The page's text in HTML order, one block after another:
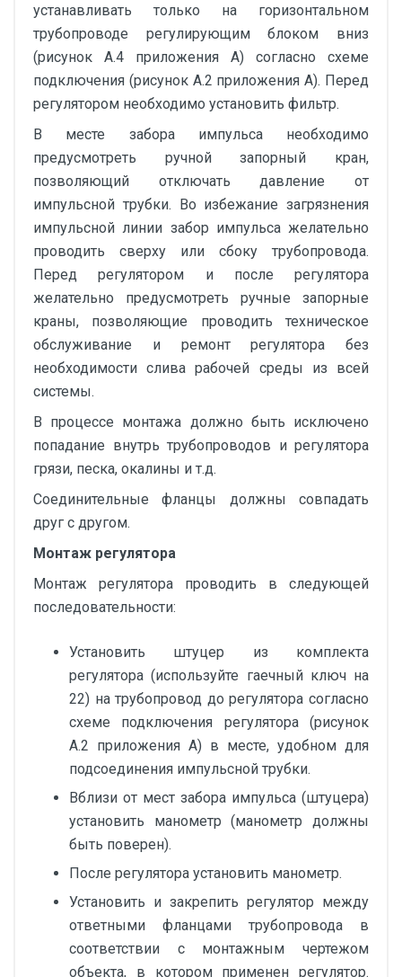
устанавливать только на горизонтальном
трубопроводе регулирующим блоком вниз
(рисунок А.4 приложения А) согласно схеме
подключения (рисунок А.2 приложения А). Перед
регулятором необходимо установить фильтр.
В месте забора импульса необходимо
предусмотреть ручной запорный кран,
позволяющий отключать давление от
импульсной трубки. Во избежание загрязнения
импульсной линии забор импульса желательно
проводить сверху или сбоку трубопровода.
Перед регулятором и после регулятора
желательно предусмотреть ручные запорные
краны, позволяющие проводить техническое
обслуживание и ремонт регулятора без
необходимости слива рабочей среды из всей
системы.
В процессе монтажа должно быть исключено
попадание внутрь трубопроводов и регулятора
грязи, песка, окалины и т.д.
Соединительные фланцы должны совпадать
друг с другом.
Монтаж регулятора
Монтаж регулятора проводить в следующей
последовательности:
Установить штуцер из комплекта
регулятора (используйте гаечный ключ на
22) на трубопровод до регулятора согласно
схеме подключения регулятора (рисунок
А.2 приложения А) в месте, удобном для
подсоединения импульсной трубки.
Вблизи от мест забора импульса (штуцера)
установить манометр (манометр должны
быть поверен).
После регулятора установить манометр.
Установить и закрепить регулятор между
ответными фланцами трубопровода в
соответствии с монтажным чертежом
объекта, в котором применен регулятор.